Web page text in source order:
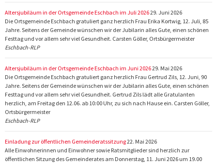
Altersjubiläum in der Ortsgemeinde Eschbach im Juli 202629. Juni 2026
Die Ortsgemeinde Eschbach gratuliert ganz herzlich Frau Erika Kortwig, 12. Juli, 85
Jahre. Seitens der Gemeinde wünschen wir der Jubilarin alles Gute, einen schönen
Festtag und vor allem sehr viel Gesundheit. Carsten Göller, Ortsbürgermeister
Eschbach-RLP
Altersjubiläum in der Ortsgemeinde Eschbach im Juni 202629. Mai 2026
Die Ortsgemeinde Eschbach gratuliert ganz herzlich Frau Gertrud Zils, 12. Juni, 90
Jahre. Seitens der Gemeinde wünschen wir der Jubilarin alles Gute, einen schönen
Festtag und vor allem sehr viel Gesundheit. Gertrud Zils lädt alle Gratulanten
herzlich, am Freitag den 12.06. ab 10:00 Uhr, zu sich nach Hause ein. Carsten Göller,
Ortsbürgermeister
Eschbach-RLP
Einladung zur öffentlichen Gemeinderatssitzung22. Mai 2026
Alle Einwohnerinnen und Einwohner sowie Ratsmitglieder sind herzlich zur
öffentlichen Sitzung des Gemeinderates am Donnerstag, 11. Juni 2026 um 19.00